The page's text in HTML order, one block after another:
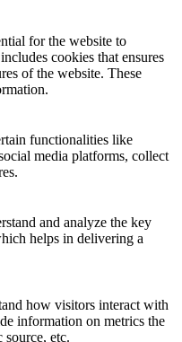
for the website to
cookies that ensures
of the website. These
functionalities like
media platforms, collect
and analyze the key
helps in delivering a
how visitors interact with
information on metrics the
etc.